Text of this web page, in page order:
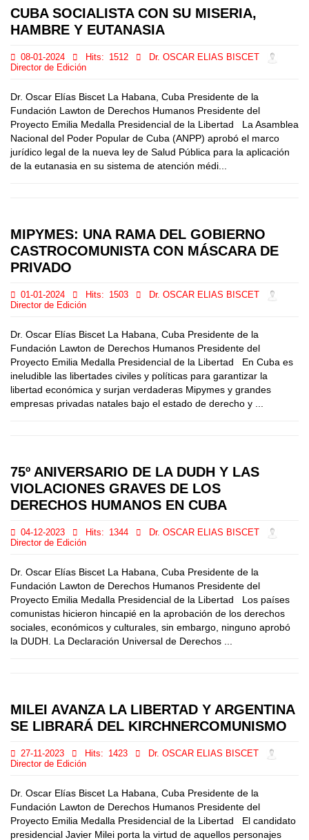
CUBA SOCIALISTA CON SU MISERIA,
HAMBRE Y EUTANASIA
08-01-2024 Hits: 1512
Dr. OSCAR ELIAS BISCET
Director de Edición
Dr. Oscar Elías Biscet La Habana, Cuba Presidente de la
Fundación Lawton de Derechos Humanos Presidente del
Proyecto Emilia Medalla Presidencial de la Libertad La Asamblea
Nacional del Poder Popular de Cuba (ANPP) aprobó el marco
jurídico legal de la nueva ley de Salud Pública para la aplicación
de la eutanasia en su sistema de atención médi...
MIPYMES: UNA RAMA DEL GOBIERNO
CASTROCOMUNISTA CON MÁSCARA DE
PRIVADO
01-01-2024 Hits: 1503
Dr. OSCAR ELIAS BISCET
Director de Edición
Dr. Oscar Elías Biscet La Habana, Cuba Presidente de la
Fundación Lawton de Derechos Humanos Presidente del
Proyecto Emilia Medalla Presidencial de la Libertad En Cuba es
ineludible las libertades civiles y políticas para garantizar la
libertad económica y surjan verdaderas Mipymes y grandes
empresas privadas natales bajo el estado de derecho y ...
75º ANIVERSARIO DE LA DUDH Y LAS
VIOLACIONES GRAVES DE LOS
DERECHOS HUMANOS EN CUBA
04-12-2023 Hits: 1344
Dr. OSCAR ELIAS BISCET
Director de Edición
Dr. Oscar Elías Biscet La Habana, Cuba Presidente de la
Fundación Lawton de Derechos Humanos Presidente del
Proyecto Emilia Medalla Presidencial de la Libertad Los países
comunistas hicieron hincapié en la aprobación de los derechos
sociales, económicos y culturales, sin embargo, ninguno aprobó
la DUDH. La Declaración Universal de Derechos ...
MILEI AVANZA LA LIBERTAD Y ARGENTINA
SE LIBRARÁ DEL KIRCHNERCOMUNISMO
27-11-2023 Hits: 1423
Dr. OSCAR ELIAS BISCET
Director de Edición
Dr. Oscar Elías Biscet La Habana, Cuba Presidente de la
Fundación Lawton de Derechos Humanos Presidente del
Proyecto Emilia Medalla Presidencial de la Libertad El candidato
presidencial Javier Milei porta la virtud de aquellos personajes